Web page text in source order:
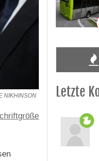
NIKHINSON Letzte